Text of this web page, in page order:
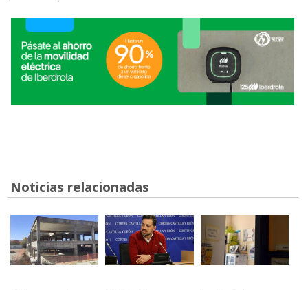
Noticias relacionadas